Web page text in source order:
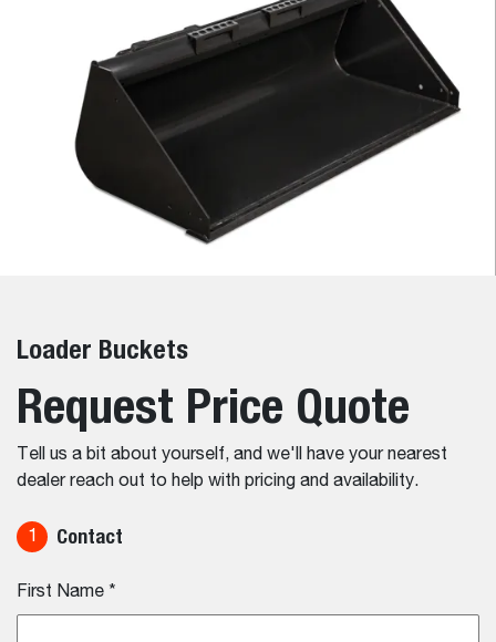
Loader Buckets
Request Price Quote
Tell us a bit about yourself, and we'll have your nearest
dealer reach out to help with pricing and availability.
1 Contact
First Name *